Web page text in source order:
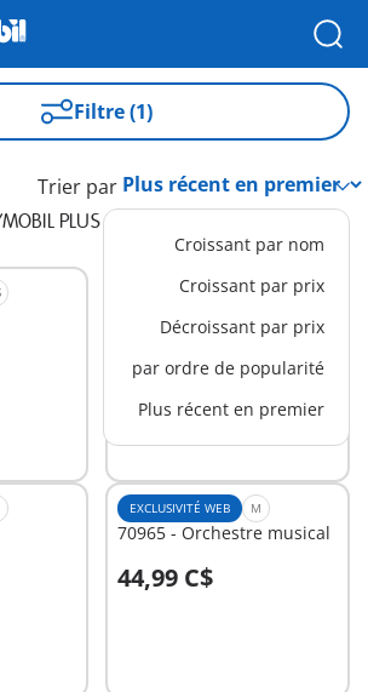
Filtre (1)
PLUS
Trier par
Croissant par nom
Croissant par prix
Décroissant par prix
par ordre de popularité
Plus récent en premier
EXCLUSIVITÉ WEB M
70970 - Cuisine
49,99 C$
Au panier
EXCLUSIVITÉ WEB M
70965 - Orchestre musical
44,99 C$
Au panier